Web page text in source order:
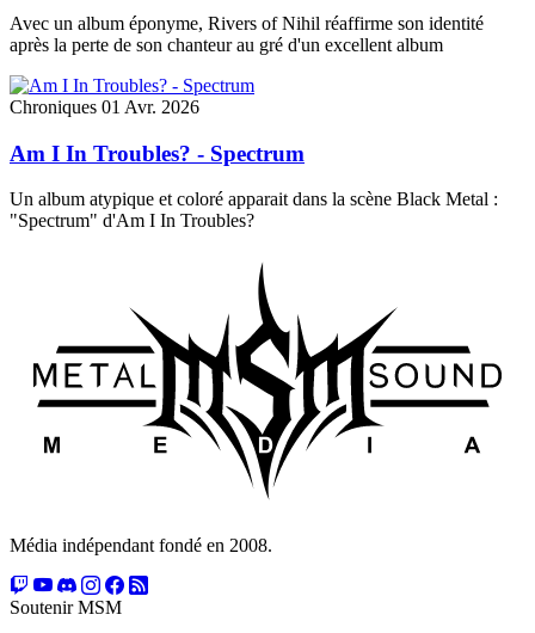
Avec un album éponyme, Rivers of Nihil réaffirme son identité
après la perte de son chanteur au gré d'un excellent album
Chroniques 01 Avr. 2026
Am I In Troubles? - Spectrum
Un album atypique et coloré apparait dans la scène Black Metal :
"Spectrum" d'Am I In Troubles?
Média indépendant fondé en 2008.
Soutenir MSM